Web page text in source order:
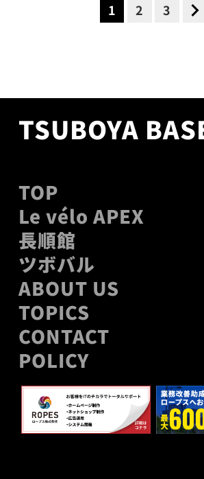
1 2 3
TSUBOYA
TOP
Le vélo APEX
長順館
ツボバル
ABOUT US
TOPICS
CONTACT
POLICY